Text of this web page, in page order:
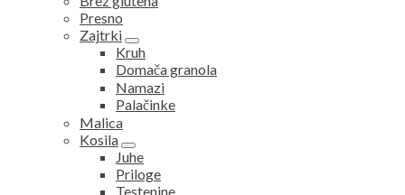
child
Presno
Zajtrki
expand
child
menu
Kruh
Domača granola
Namazi
Palačinke
Malica
Kosila
expand
child
menu
Juhe
Priloge
Testenine